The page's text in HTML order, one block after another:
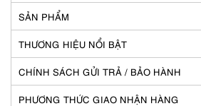
SẢN PHẨM
THƯƠNG HIỆU NỔI BẬT
CHÍNH SÁCH GỬI TRẢ / BẢO HÀNH
PHƯƠNG THỨC GIAO NHẬN HÀNG